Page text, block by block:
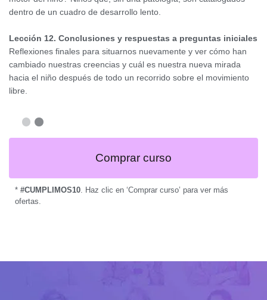
dentro de un cuadro de desarrollo lento.
Lección 12. Conclusiones y respuestas a preguntas iniciales
Reflexiones finales para situarnos nuevamente y ver cómo han
cambiado nuestras creencias y cuál es nuestra nueva mirada
hacia el niño después de todo un recorrido sobre el movimiento
libre.
Comprar curso
* #CUMPLIMOS10. Haz clic en ‘Comprar curso’ para ver más
ofertas.